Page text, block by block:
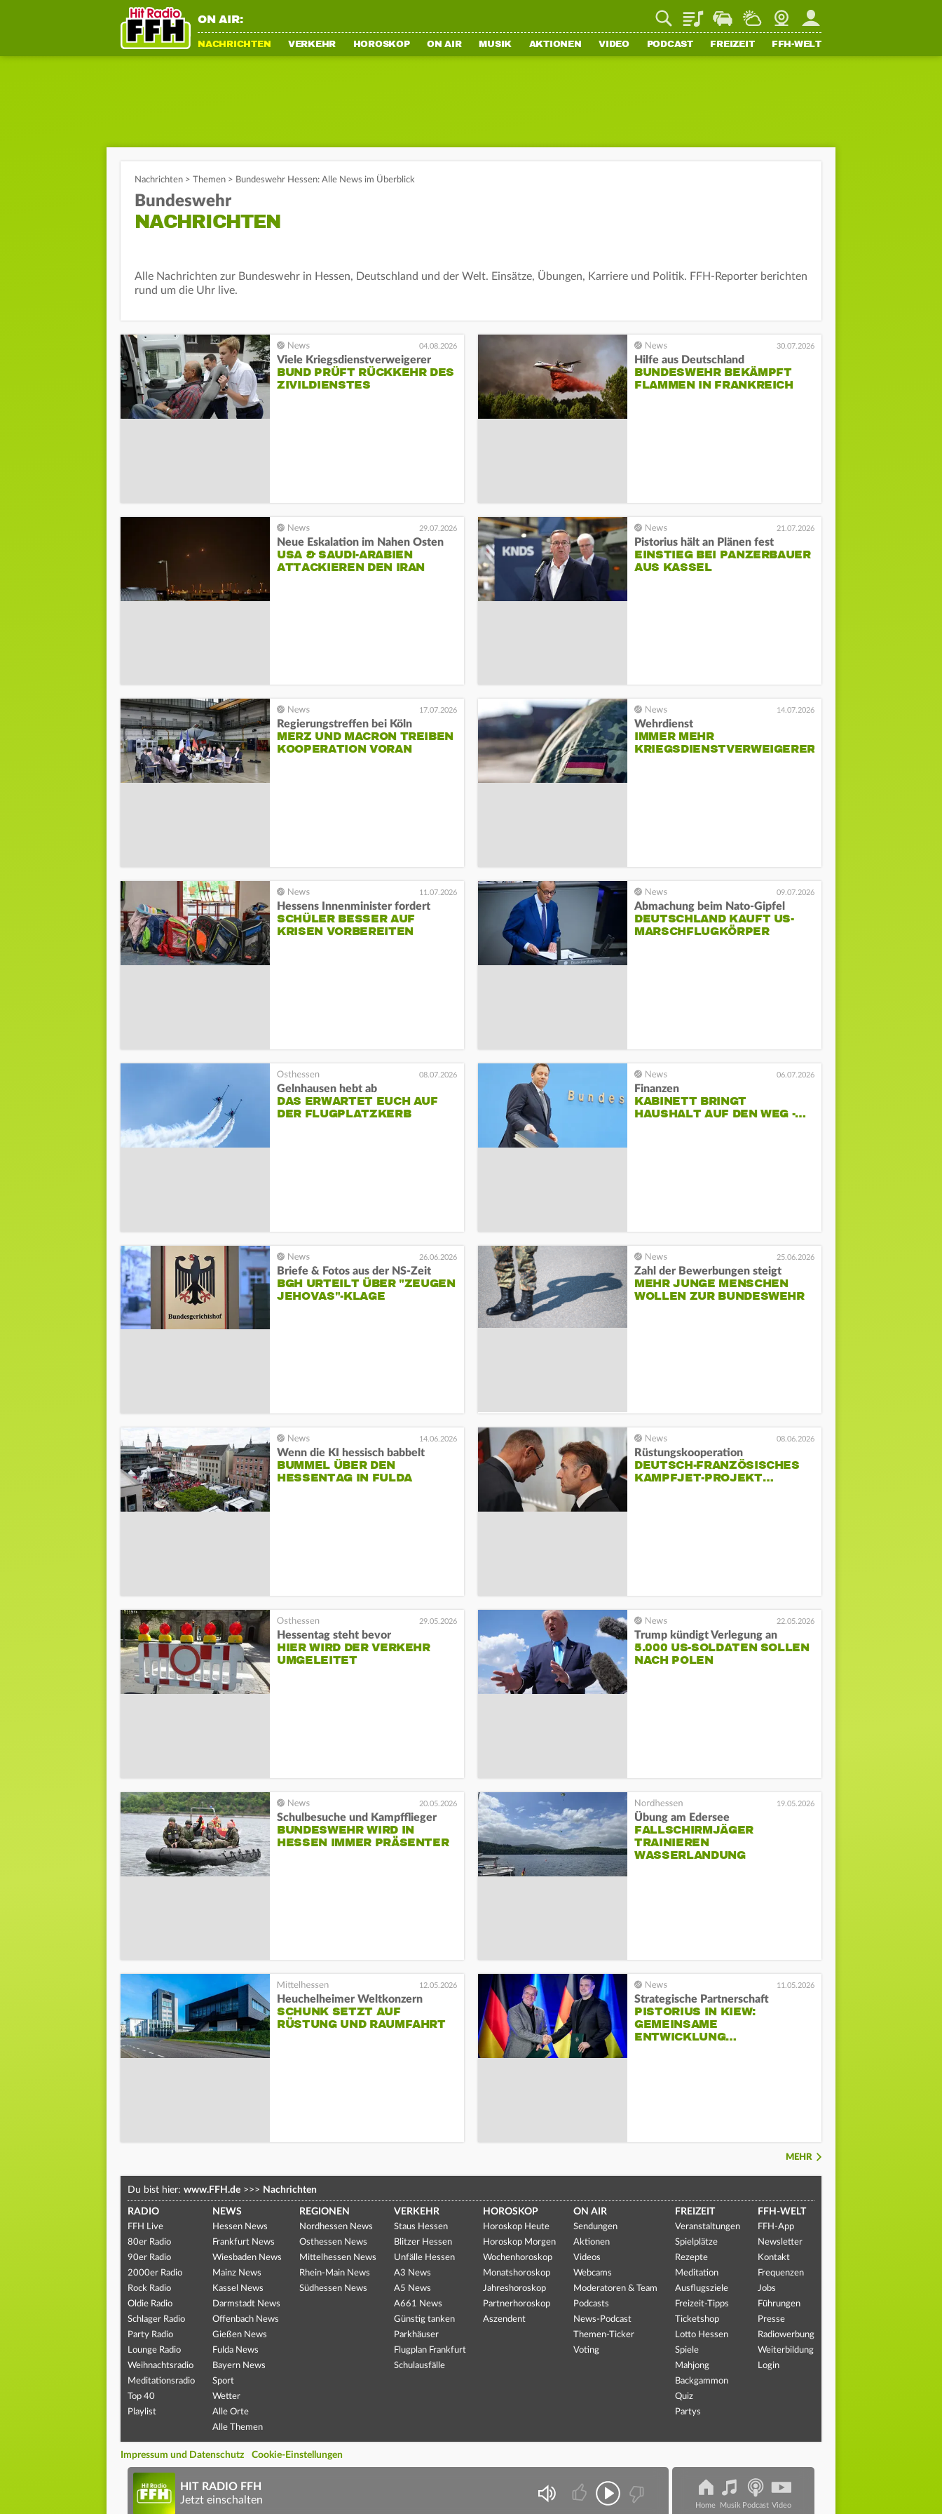
ON AIR: PlaylistStaupilotWetterWebcamMein FFH
NACHRICHTEN VERKEHR HOROSKOP ON AIR MUSIK AKTIONEN VIDEO PODCAST FREIZEIT FFH-WELT
Nachrichten > Themen > Bundeswehr Hessen: Alle News im Überblick
Bundeswehr
NACHRICHTEN
Alle Nachrichten zur Bundeswehr in Hessen, Deutschland und der Welt. Einsätze, Übungen, Karriere und Politik. FFH-Reporter berichten
rund um die Uhr live.
04.08.2026
Viele Kriegsdienstverweigerer
BUND PRÜFT RÜCKKEHR DES
ZIVILDIENSTES
30.07.2026
Hilfe aus Deutschland
BUNDESWEHR BEKÄMPFT
FLAMMEN IN FRANKREICH
29.07.2026
Neue Eskalation im Nahen Osten
USA & SAUDI-ARABIEN
ATTACKIEREN DEN IRAN
21.07.2026
Pistorius hält an Plänen fest
EINSTIEG BEI PANZERBAUER
AUS KASSEL
17.07.2026
Regierungstreffen bei Köln
MERZ UND MACRON TREIBEN
KOOPERATION VORAN
14.07.2026
Wehrdienst
IMMER MEHR
KRIEGSDIENSTVERWEIGERER
11.07.2026
Hessens Innenminister fordert
SCHÜLER BESSER AUF
KRISEN VORBEREITEN
09.07.2026
Abmachung beim Nato-Gipfel
DEUTSCHLAND KAUFT US-
MARSCHFLUGKÖRPER
08.07.2026
Gelnhausen hebt ab
DAS ERWARTET EUCH AUF
DER FLUGPLATZKERB
06.07.2026
Finanzen
KABINETT BRINGT
HAUSHALT AUF DEN WEG -…
26.06.2026
Briefe & Fotos aus der NS-Zeit
BGH URTEILT ÜBER "ZEUGEN
JEHOVAS"-KLAGE
25.06.2026
Zahl der Bewerbungen steigt
MEHR JUNGE MENSCHEN
WOLLEN ZUR BUNDESWEHR
14.06.2026
Wenn die KI hessisch babbelt
BUMMEL ÜBER DEN
HESSENTAG IN FULDA
08.06.2026
Rüstungskooperation
DEUTSCH-FRANZÖSISCHES
KAMPFJET-PROJEKT…
29.05.2026
Hessentag steht bevor
HIER WIRD DER VERKEHR
UMGELEITET
22.05.2026
Trump kündigt Verlegung an
5.000 US-SOLDATEN SOLLEN
NACH POLEN
20.05.2026
Schulbesuche und Kampfflieger
BUNDESWEHR WIRD IN
HESSEN IMMER PRÄSENTER
19.05.2026
Übung am Edersee
FALLSCHIRMJÄGER
TRAINIEREN
WASSERLANDUNG
12.05.2026
Heuchelheimer Weltkonzern
SCHUNK SETZT AUF
RÜSTUNG UND RAUMFAHRT
11.05.2026
Strategische Partnerschaft
PISTORIUS IN KIEW:
GEMEINSAME
ENTWICKLUNG…
MEHR
Du bist hier: www.FFH.de >>> Nachrichten
RADIO
FFH Live
80er Radio
90er Radio
2000er Radio
Rock Radio
Oldie Radio
Schlager Radio
Party Radio
Lounge Radio
Weihnachtsradio
Meditationsradio
Top 40
Playlist
NEWS
Hessen News
Frankfurt News
Wiesbaden News
Mainz News
Kassel News
Darmstadt News
Offenbach News
Gießen News
Fulda News
Bayern News
Sport
Wetter
Alle Orte
Alle Themen
REGIONEN
Nordhessen News
Osthessen News
Mittelhessen News
Rhein-Main News
Südhessen News
VERKEHR
Staus Hessen
Blitzer Hessen
Unfälle Hessen
A3 News
A5 News
A661 News
Günstig tanken
Parkhäuser
Flugplan Frankfurt
Schulausfälle
HOROSKOP
Horoskop Heute
Horoskop Morgen
Wochenhoroskop
Monatshoroskop
Jahreshoroskop
Partnerhoroskop
Aszendent
ON AIR
Sendungen
Aktionen
Videos
Webcams
Moderatoren & Team
Podcasts
News-Podcast
Themen-Ticker
Voting
FREIZEIT
Veranstaltungen
Spielplätze
Rezepte
Meditation
Ausflugsziele
Freizeit-Tipps
Ticketshop
Lotto Hessen
Spiele
Mahjong
Backgammon
Quiz
Partys
FFH-WELT
FFH-App
Newsletter
Kontakt
Frequenzen
Jobs
Führungen
Presse
Radiowerbung
Weiterbildung
Login
Impressum und Datenschutz Cookie-Einstellungen
HIT RADIO FFH
Jetzt einschalten
Home Musik Podcast Video